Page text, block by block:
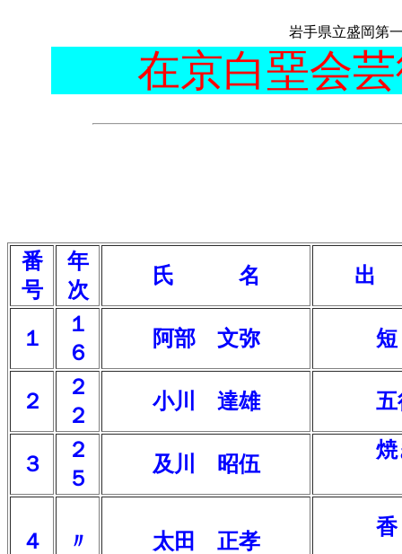
岩手県立盛岡第
在京白堊会
番
号
年
次
氏 名 出
１
１
６
阿部 文弥
２
２
２
小川 達雄 五
３
２
５
及川 昭伍
焼
４ 〃 太田 正孝